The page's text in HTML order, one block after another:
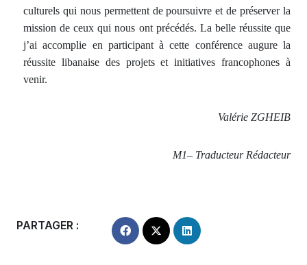
culturels qui nous permettent de poursuivre et de préserver la
mission de ceux qui nous ont précédés. La belle réussite que
j’ai accomplie en participant à cette conférence augure la
réussite libanaise des projets et initiatives francophones à
venir.
Valérie ZGHEIB
M1– Traducteur Rédacteur
PARTAGER :